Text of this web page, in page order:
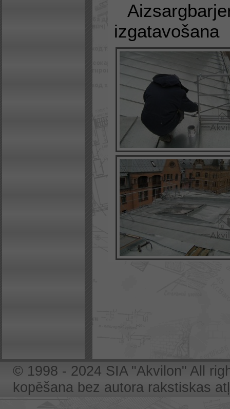
izgatavošana
© 1998 - 2024 SIA "Akvilon" All
kopēšana bez autora rakstiskas